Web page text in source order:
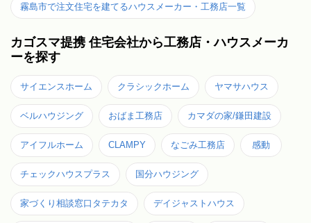
霧島市で注文住宅を建てるハウスメーカー・工務店一覧
カゴスマ提携 住宅会社から工務店・ハウスメーカ
ーを探す
サイエンスホーム クラシックホーム ヤマサハウス
ベルハウジング おばま工務店 カマダの家/鎌田建設
アイフルホーム CLAMPY なごみ工務店 感動
チェックハウスプラス 国分ハウジング
家づくり相談窓口タテカタ デイジャストハウス